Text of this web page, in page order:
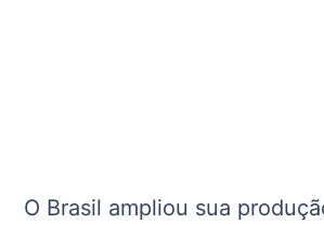
O Brasil ampliou sua